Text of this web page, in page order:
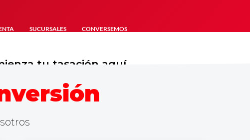
SUCURSALES CONVERSEMOS
tu tasación aquí